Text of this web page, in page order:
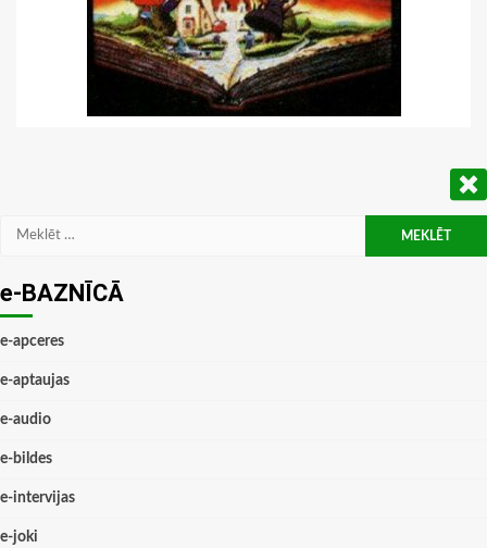
Meklēt:
e-BAZNĪCĀ
e-apceres
e-aptaujas
e-audio
e-bildes
e-intervijas
e-joki